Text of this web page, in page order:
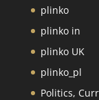
plinko
plinko in
plinko UK
plinko_pl
Politics,